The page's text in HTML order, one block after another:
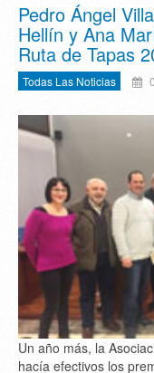
Pedro Ángel
Hellín y Ana
Ruta de Tapas
Todas Las Noticias
Un año más, la
hacía efectivos los